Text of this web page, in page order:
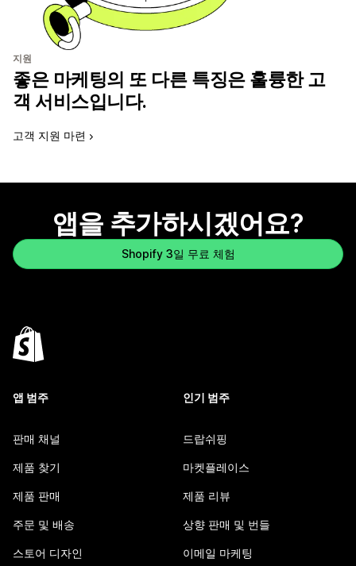
지원
좋은 마케팅의 또 다른 특징은 훌륭한 고
객 서비스입니다.
고객 지원 마련
앱을 추가하시겠어요?
Shopify 3일 무료 체험
앱 범주
판매 채널
제품 찾기
제품 판매
주문 및 배송
스토어 디자인
인기 범주
드랍쉬핑
마켓플레이스
제품 리뷰
상향 판매 및 번들
이메일 마케팅